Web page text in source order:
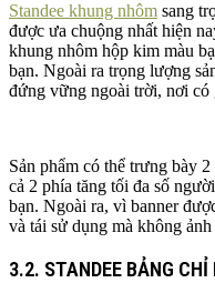
Standee khung nhôm sang
được ưa chuộng nhất hiện
khung nhôm hộp kim màu
bạn. Ngoài ra trọng lượng
đứng vững ngoài trời, nơi có
Sản phẩm có thể trưng bày
cả 2 phía tăng tối đa số
bạn. Ngoài ra, vì banner
và tái sử dụng mà không
3.2. STANDEE BẢNG